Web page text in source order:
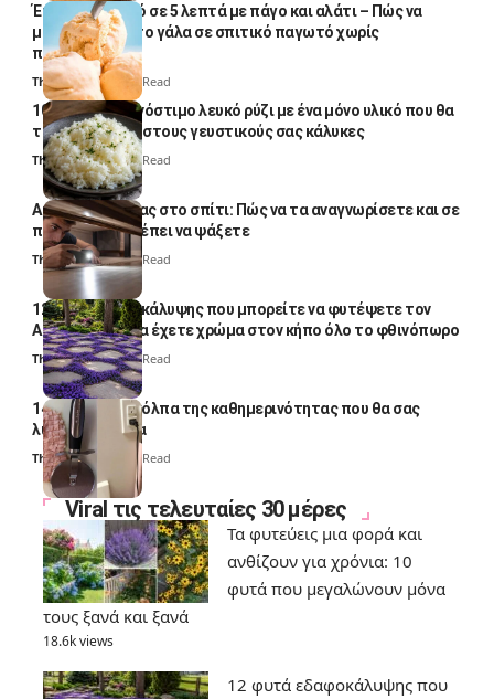
Έτοιμο παγωτό σε 5 λεπτά με πάγο και αλάτι – Πώς να
μετατρέψετε το γάλα σε σπιτικό παγωτό χωρίς
παγωτομηχανή
Thali Ombre 4 Min Read
10 φορές ποιο νόστιμο λευκό ρύζι με ένα μόνο υλικό που θα
το απογειώσει στους γευστικούς σας κάλυκες
Thali Ombre4 Min Read
Αυγά κατσαρίδας στο σπίτι: Πώς να τα αναγνωρίσετε και σε
ποια σημεία πρέπει να ψάξετε
Thali Ombre4 Min Read
12 φυτά εδαφοκάλυψης που μπορείτε να φυτέψετε τον
Αύγουστο για να έχετε χρώμα στον κήπο όλο το φθινόπωρο
Thali Ombre7 Min Read
14 πανέξυπνα κόλπα της καθημερινότητας που θα σας
λύσουν τα χέρια
Thali Ombre 6 Min Read
Viral τις τελευταίες 30 μέρες
Τα φυτεύεις μια φορά και
ανθίζουν για χρόνια: 10
φυτά που μεγαλώνουν μόνα
τους ξανά και ξανά
18.6k views
12 φυτά εδαφοκάλυψης που